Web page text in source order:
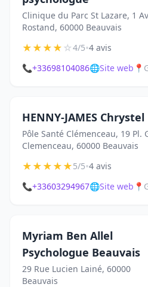
Clinique du Parc St Lazare, 1
Rostand, 60000 Beauvais
★★★★☆4/5•4 avis
📞+33698104086🌐Site web 📍
HENNY-JAMES Chrystel
Pôle Santé Clémenceau, 19 Pl.
Clemenceau, 60000 Beauvais
★★★★★5/5•4 avis
📞+33603294967🌐Site web 📍
Myriam Ben Allel
Psychologue Beauvais
29 Rue Lucien Lainé, 60000
Beauvais